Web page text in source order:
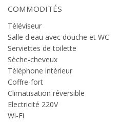
COMMODITÉS
Téléviseur
Salle d'eau avec douche et WC
Serviettes de toilette
Sèche-cheveux
Téléphone intérieur
Coffre-fort
Climatisation réversible
Electricité 220V
Wi-Fi